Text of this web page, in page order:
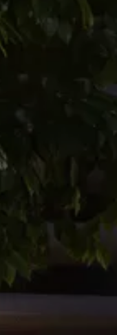
Częstochowa